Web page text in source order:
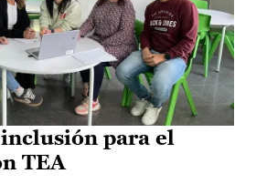
inclusión para el
TEA